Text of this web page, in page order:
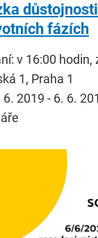
důstojnosti
fázích
v 16:00 hodin,
1, Praha 1
2019 - 6. 6.